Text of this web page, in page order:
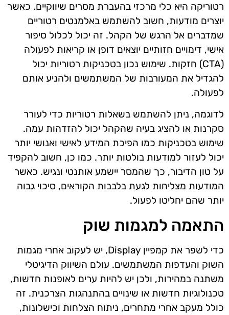
רטוריקה היא כלי מרכזי בהעברת מסרים שיווקיים. כאשר
יוצרים מודעות, חשוב להשתמש באלמנטים רטוריים
שמדברים אל הרגש של הקהל. זה יכול לכלול סיפור
אישי, דימויים חזותיים יוצאים דופן או קריאות לפעולה
(CTA) חזקות. שימוש נכון בטכניקות רטוריות יכול
להגדיל את המעורבות של המשתמשים ולהניע אותם
לפעולה.
לדוגמה, ניתן להשתמש בשאלות רטוריות כדי לעורר
סקרנות או להציג בעיה שהקהל יכול להזדהות עמה.
שימוש בטכניקות כמו הפיכת המידע לאישי ואנושי יותר
יכול לעזור למודעות בולטות יותר. כמו כן, חשוב להקפיד
על טון הדיבור, כך שהמסר יישמע אותנטי ונגיש. כאשר
המודעות מצליחות לגעת בלבבות הקוראים, סיכוי גבוה
יותר שהם יחליטו לפעול.
התאמה למגמות שוק
כדי לשפר את קמפיין Display, יש לעקוב אחרי מגמות
השוק והעדפות המשתמשים. עולם השיווק הדיגיטלי
משתנה במהירות, ולכן יש להיות ערים לאופנות חדשות,
טכנולוגיות חדשות או שינויים בהתנהגות הצרכנית. זה
כולל מעקב אחרי מתחרים, ניתוח הצלחות וכישלונות,